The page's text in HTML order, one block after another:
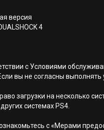
версия
4
с Условиями
вы не согласны
загрузки на несколько
системах PS4.
с «Мерами